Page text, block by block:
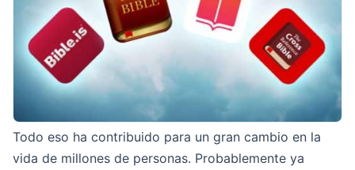
Todo eso ha contribuido para un gran cambio en la
vida de millones de personas. Probablemente ya